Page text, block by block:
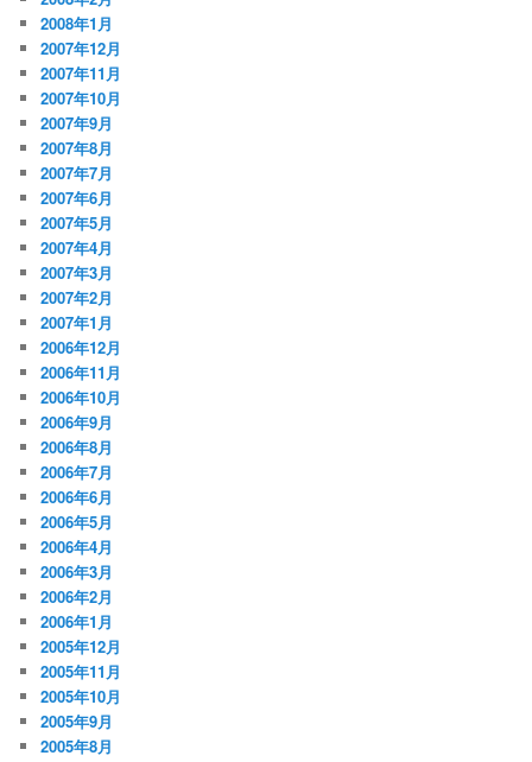
2008年1月
2007年12月
2007年11月
2007年10月
2007年9月
2007年8月
2007年7月
2007年6月
2007年5月
2007年4月
2007年3月
2007年2月
2007年1月
2006年12月
2006年11月
2006年10月
2006年9月
2006年8月
2006年7月
2006年6月
2006年5月
2006年4月
2006年3月
2006年2月
2006年1月
2005年12月
2005年11月
2005年10月
2005年9月
2005年8月